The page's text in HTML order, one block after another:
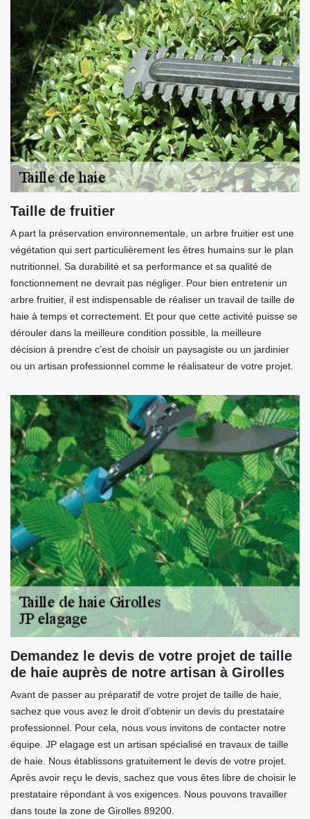
Taille de fruitier
A part la préservation environnementale, un arbre fruitier est une
végétation qui sert particulièrement les êtres humains sur le plan
nutritionnel. Sa durabilité et sa performance et sa qualité de
fonctionnement ne devrait pas négliger. Pour bien entretenir un
arbre fruitier, il est indispensable de réaliser un travail de taille de
haie à temps et correctement. Et pour que cette activité puisse se
dérouler dans la meilleure condition possible, la meilleure
décision à prendre c’est de choisir un paysagiste ou un jardinier
ou un artisan professionnel comme le réalisateur de votre projet.
Demandez le devis de votre projet de taille
de haie auprès de notre artisan à Girolles
Avant de passer au préparatif de votre projet de taille de haie,
sachez que vous avez le droit d’obtenir un devis du prestataire
professionnel. Pour cela, nous vous invitons de contacter notre
équipe. JP elagage est un artisan spécialisé en travaux de taille
de haie. Nous établissons gratuitement le devis de votre projet.
Après avoir reçu le devis, sachez que vous êtes libre de choisir le
prestataire répondant à vos exigences. Nous pouvons travailler
dans toute la zone de Girolles 89200.